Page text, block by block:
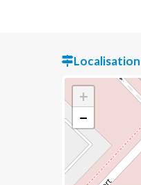
Localisation
+
−